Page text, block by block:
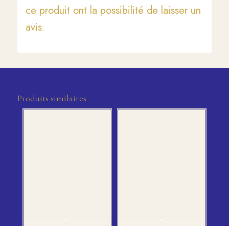
ce produit ont la possibilité de laisser un
avis.
Produits similaires